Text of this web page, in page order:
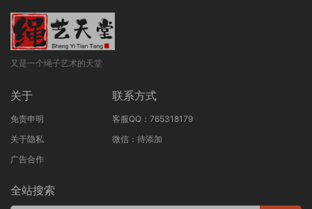
又是一个绳子艺术的天堂
关于
免责申明
关于隐私
广告合作
联系方式
客服QQ：765318179
微信：待添加
全站搜索